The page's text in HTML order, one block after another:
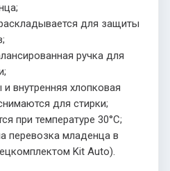
для защиты
ручка для
внутренняя хлопковая
для стирки;
при температуре 30°С;
перевозка младенца в
Kit Auto).